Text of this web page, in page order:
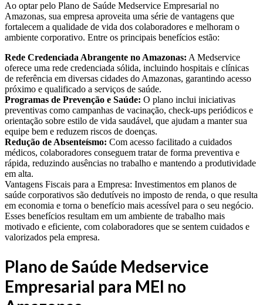
Ao optar pelo Plano de Saúde Medservice Empresarial no
Amazonas, sua empresa aproveita uma série de vantagens que
fortalecem a qualidade de vida dos colaboradores e melhoram o
ambiente corporativo. Entre os principais benefícios estão:
Rede Credenciada Abrangente no Amazonas: A Medservice
oferece uma rede credenciada sólida, incluindo hospitais e clínicas
de referência em diversas cidades do Amazonas, garantindo acesso
próximo e qualificado a serviços de saúde.
Programas de Prevenção e Saúde: O plano inclui iniciativas
preventivas como campanhas de vacinação, check-ups periódicos e
orientação sobre estilo de vida saudável, que ajudam a manter sua
equipe bem e reduzem riscos de doenças.
Redução de Absenteísmo: Com acesso facilitado a cuidados
médicos, colaboradores conseguem tratar de forma preventiva e
rápida, reduzindo ausências no trabalho e mantendo a produtividade
em alta.
Vantagens Fiscais para a Empresa: Investimentos em planos de
saúde corporativos são dedutíveis no imposto de renda, o que resulta
em economia e torna o benefício mais acessível para o seu negócio.
Esses benefícios resultam em um ambiente de trabalho mais
motivado e eficiente, com colaboradores que se sentem cuidados e
valorizados pela empresa.
Plano de Saúde Medservice
Empresarial para MEI no